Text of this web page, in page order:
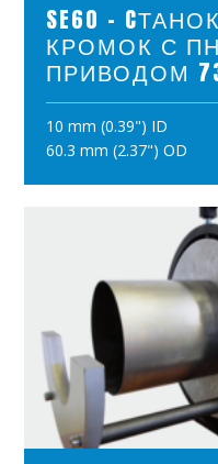
SE60 -
КРОМОК С
ПРИВОДОМ
10 mm (0.39") ID
60.3 mm (2.37") OD